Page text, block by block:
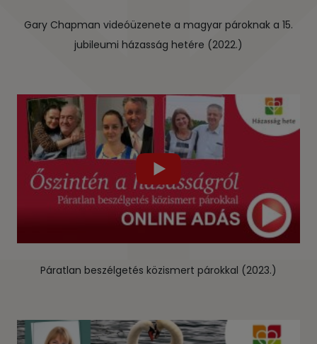
Gary Chapman videóüzenete a magyar pároknak a 15.
jubileumi házasság hetére (2022.)
Páratlan beszélgetés közismert párokkal (2023.)